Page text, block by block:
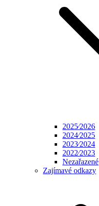
2025⁄2026
2024⁄2025
2023⁄2024
2022⁄2023
Nezařazené
Zajímavé odkazy